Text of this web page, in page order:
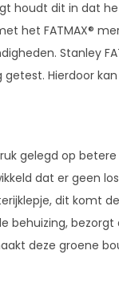
houdt dit in dat
het FATMAX®
Stanley
Hierdoor
gelegd op
dat er geen
dit komt
bezorgt
deze groene